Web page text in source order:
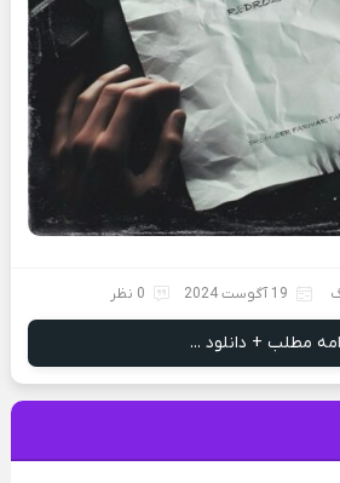
19 آگوست 2024 0 نظر
مطلب + دانلود ...